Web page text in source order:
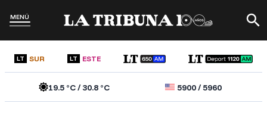
MENÚ
LT SUR LT ESTE
19.5°C /30.8°C 5900/5960